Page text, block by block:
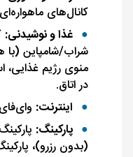
کانال‌های
غذا و نوشیدنی:
شراب/شامپاین (با
منوی رژیم غذایی،
در اتاق.
اینترنت:
پارکینگ:
(بدون رزرو)،